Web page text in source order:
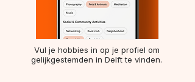
Vul je hobbies in op je profiel om
gelijkgestemden in Delft te vinden.